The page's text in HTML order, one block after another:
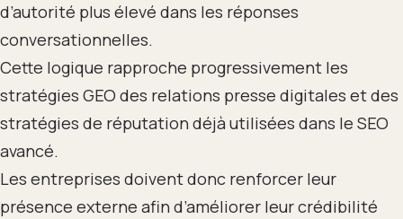
d’autorité plus élevé dans les réponses
conversationnelles.
Cette logique rapproche progressivement les
stratégies GEO des relations presse digitales et des
stratégies de réputation déjà utilisées dans le SEO
avancé.
Les entreprises doivent donc renforcer leur
présence externe afin d’améliorer leur crédibilité